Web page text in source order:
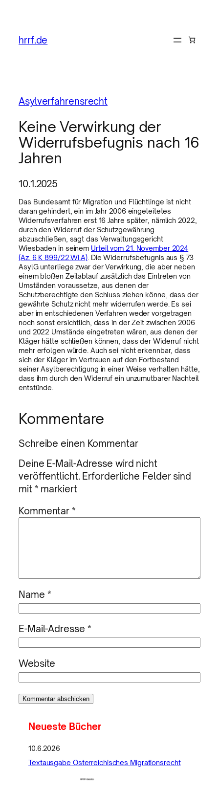
hrrf.de
Asylverfahrensrecht
Keine Verwirkung der
Widerrufsbefugnis nach 16
Jahren
10.1.2025
Das Bundesamt für Migration und Flüchtlinge ist nicht
daran gehindert, ein im Jahr 2006 eingeleitetes
Widerrufsverfahren erst 16 Jahre später, nämlich 2022,
durch den Widerruf der Schutzgewährung
abzuschließen, sagt das Verwaltungsgericht
Wiesbaden in seinem Urteil vom 21. November 2024
(Az. 6 K 899/22.WI.A). Die Widerrufsbefugnis aus § 73
AsylG unterliege zwar der Verwirkung, die aber neben
einem bloßen Zeitablauf zusätzlich das Eintreten von
Umständen voraussetze, aus denen der
Schutzberechtigte den Schluss ziehen könne, dass der
gewährte Schutz nicht mehr widerrufen werde. Es sei
aber im entschiedenen Verfahren weder vorgetragen
noch sonst ersichtlich, dass in der Zeit zwischen 2006
und 2022 Umstände eingetreten wären, aus denen der
Kläger hätte schließen können, dass der Widerruf nicht
mehr erfolgen würde. Auch sei nicht erkennbar, dass
sich der Kläger im Vertrauen auf den Fortbestand
seiner Asylberechtigung in einer Weise verhalten hätte,
dass ihm durch den Widerruf ein unzumutbarer Nachteil
entstünde.
Kommentare
Schreibe einen Kommentar
Deine E-Mail-Adresse wird nicht
veröffentlicht. Erforderliche Felder sind
mit * markiert
Kommentar*
Name *
E-Mail-Adresse *
Website
Neueste Bücher
10.6.2026
Textausgabe Österreichisches Migrationsrecht